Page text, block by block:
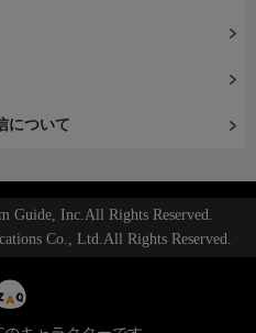
について
Guide, Inc.All Rights Reserved.
Co., Ltd.All Rights Reserved.